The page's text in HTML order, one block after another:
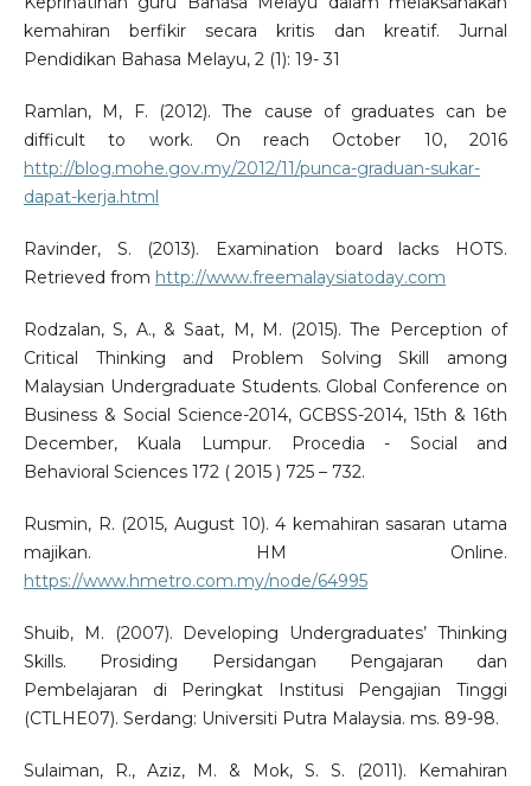
kemahiran berfikir secara kritis dan kreatif. Jurnal
Pendidikan Bahasa Melayu, 2 (1): 19- 31
Ramlan, M, F. (2012). The cause of graduates can be
difficult to work. On reach October 10, 2016
http://blog.mohe.gov.my/2012/11/punca-graduan-sukar-
dapat-kerja.html
Ravinder, S. (2013). Examination board lacks HOTS.
Retrieved from http://www.freemalaysiatoday.com
Rodzalan, S, A., & Saat, M, M. (2015). The Perception of
Critical Thinking and Problem Solving Skill among
Malaysian Undergraduate Students. Global Conference on
Business & Social Science-2014, GCBSS-2014, 15th & 16th
December, Kuala Lumpur. Procedia - Social and
Behavioral Sciences 172 ( 2015 ) 725 – 732.
Rusmin, R. (2015, August 10). 4 kemahiran sasaran utama
majikan. HM Online.
https://www.hmetro.com.my/node/64995
Shuib, M. (2007). Developing Undergraduates’ Thinking
Skills. Prosiding Persidangan Pengajaran dan
Pembelajaran di Peringkat Institusi Pengajian Tinggi
(CTLHE07). Serdang: Universiti Putra Malaysia. ms. 89-98.
Sulaiman, R., Aziz, M. & Mok, S. S. (2011). Kemahiran